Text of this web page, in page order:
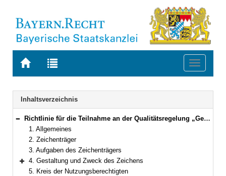
Zur
BAYERN.RECHT
Zur
letzten
Suche
Toggle
Navigation
Inhaltsverzeichnis
Bereich reduzieren
Richtlinie für die Teilnahme an der Qualitätsregelung „Geprüfte Qualität“
1. Allgemeines
2. Zeichenträger
3. Aufgaben des Zeichenträgers
Bereich erweitern
4. Gestaltung und Zweck des Zeichens
5. Kreis der Nutzungsberechtigten